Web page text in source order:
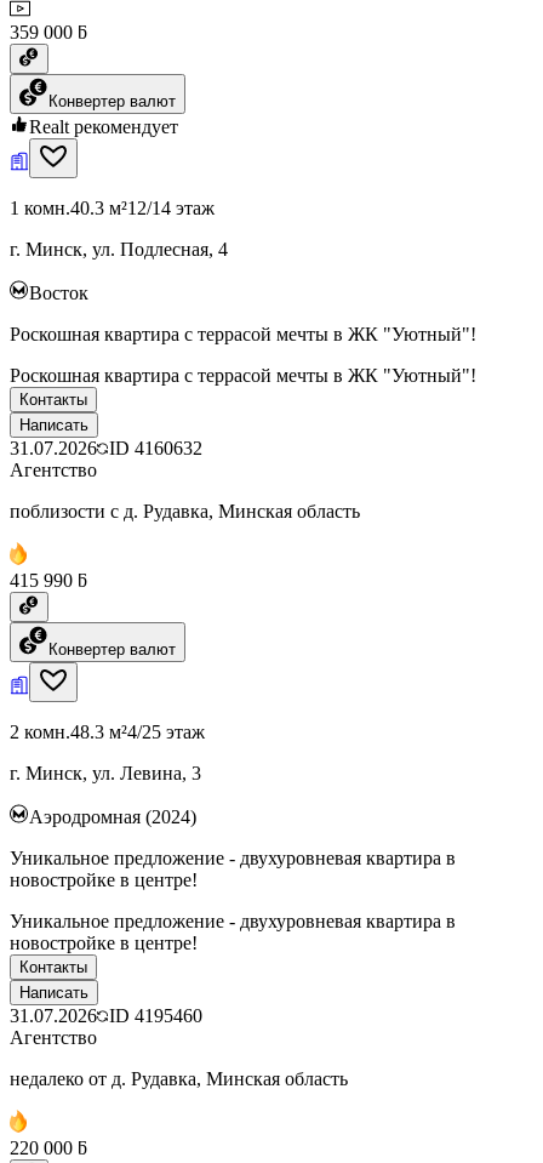
359 000 ƃ
Конвертер валют
Realt рекомендует
1 комн.40.3 м²12/14 этаж
г. Минск, ул. Подлесная, 4
Восток
Роскошная квартира с террасой мечты в ЖК "Уютный"!
Роскошная квартира с террасой мечты в ЖК "Уютный"!
Контакты
Написать
31.07.2026 ID 4160632
Агентство
поблизости с д. Рудавка, Минская область
415 990 ƃ
Конвертер валют
2 комн.48.3 м²4/25 этаж
г. Минск, ул. Левина, 3
Аэродромная (2024)
Уникальное предложение - двухуровневая квартира в
новостройке в центре!
Уникальное предложение - двухуровневая квартира в
новостройке в центре!
Контакты
Написать
31.07.2026 ID 4195460
Агентство
недалеко от д. Рудавка, Минская область
220 000 ƃ